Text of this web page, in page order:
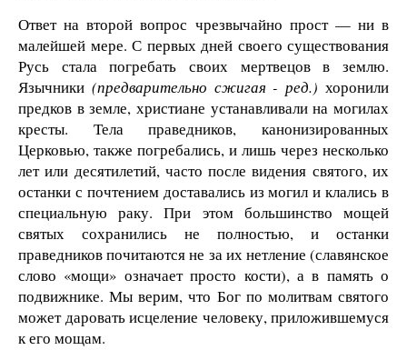
Ответ на второй вопрос чрезвычайно прост — ни в
малейшей мере. С первых дней своего существования
Русь стала погребать своих мертвецов в землю.
Язычники (предварительно сжигая - ред.) хоронили
предков в земле, христиане устанавливали на могилах
кресты. Тела праведников, канонизированных
Церковью, также погребались, и лишь через несколько
лет или десятилетий, часто после видения святого, их
останки с почтением доставались из могил и клались в
специальную раку. При этом большинство мощей
святых сохранились не полностью, и останки
праведников почитаются не за их нетление (славянское
слово «мощи» означает просто кости), а в память о
подвижнике. Мы верим, что Бог по молитвам святого
может даровать исцеление человеку, приложившемуся
к его мощам.